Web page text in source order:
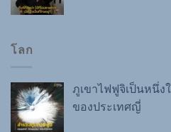
โลก
ภูเขาไฟฟูจิเป็นหนึ่
ของประเทศญี่